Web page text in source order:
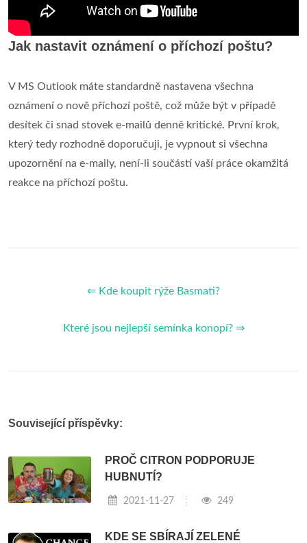
Jak nastavit oznámení o příchozí poštu?
V MS Outlook máte standardně nastavena všechna
oznámení o nově příchozí poště, což může být v případě
desítek či snad stovek e-mailů denně kritické. První krok,
který tedy rozhodně doporučuji, je vypnout si všechna
upozornění na e-maily, není-li součástí vaší práce okamžitá
reakce na příchozí poštu.
⇐ Kde koupit rýže Basmati?
Které jsou nejlepší semínka konopí? ⇒
Související příspěvky:
PROČ CITRON PODPORUJE
HUBNUTÍ?
2021-11-27 249
KDE SE SBÍRAJÍ ZELENÉ